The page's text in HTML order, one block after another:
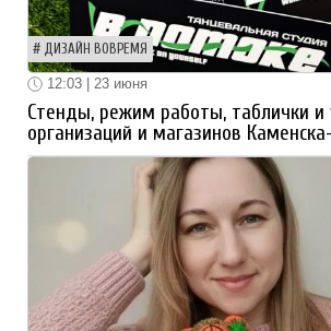
ДИЗАЙН ВОВРЕМЯ
12:03 | 23 июня
Стенды, режим работы, таблички и
организаций и магазинов